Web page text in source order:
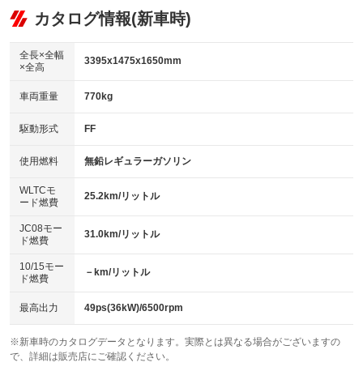
リフトアップ
：装備なし
：装備なし
パワーウィンドウ
アイドリングストップ
：装備あり
USB入力端子
：装備なし
100V電源
：装備なし
センターデフロック
：装備なし
電動格納ミラー
：装備なし
ビジュアル
：装備なし
：装備なし
革シート
キーレス
HID(キセノンライト)
：装備なし
バックカメラ
：装備なし
エアロ
：装備なし
：装備なし
パワーシート
ベンチシート
：装備あり
チップアップシート
：装備なし
：装備なし ：装備あり
ウォークスルー
：装備なし
カタログ情報(新車時)
全長×全幅
×全高
3395x1475x1650mm
車両重量 770kg
駆動形式 FF
使用燃料 無鉛レギュラーガソリン
WLTCモ
ード燃費
25.2km/リットル
JC08モー
ド燃費
31.0km/リットル
10/15モー
ド燃費
－km/リットル
最高出力 49ps(36kW)/6500rpm
※新車時のカタログデータとなります。実際とは異なる場合がございますの
で、詳細は販売店にご確認ください。